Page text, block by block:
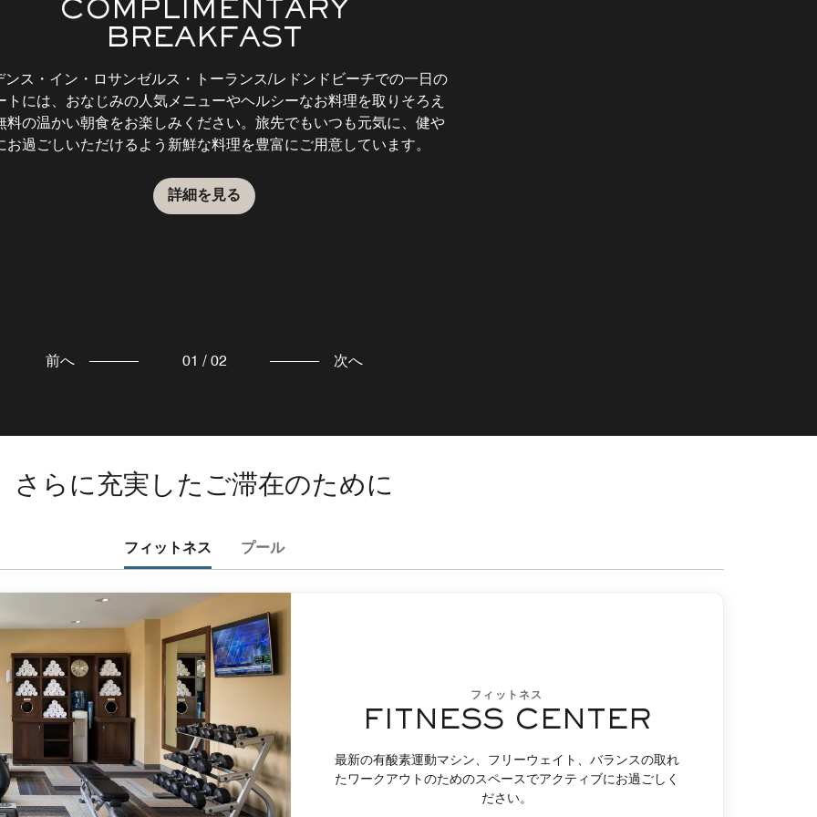
COMPLIMENTARY
BREAKFAST
ンス・イン・ロサンゼルス・トーランス/レドンドビーチでの一日の
トには、おなじみの人気メニューやヘルシーなお料理を取りそろえ
料の温かい朝食をお楽しみください。旅先でもいつも元気に、健や
お過ごしいただけるよう新鮮な料理を豊富にご用意しています。
詳細を見る
前へ 01 / 02 次へ
さらに充実したご滞在のために
フィットネス プール
フィットネス
FITNESS CENTER
最新の有酸素運動マシン、フリーウェイト、バランスの取れ
たワークアウトのためのスペースでアクティブにお過ごしく
ださい。